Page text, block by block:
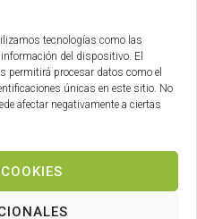
tecnologías como las
del dispositivo. El
permitirá procesar datos como el
únicas en este sitio. No
afectar negativamente a ciertas